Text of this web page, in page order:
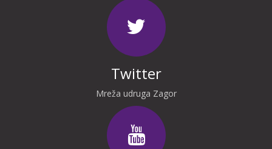
Twitter
Mreža udruga Zagor